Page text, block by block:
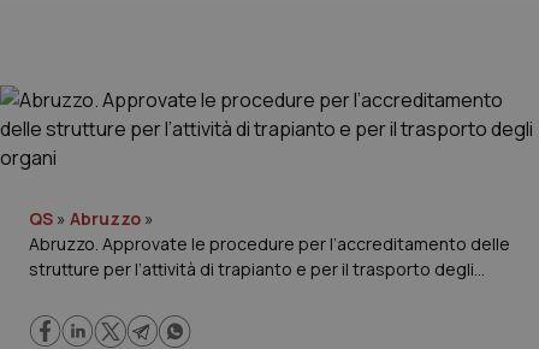
Cronache
Governo e Parlamento
Regioni e Asl
QS » Abruzzo »
Abruzzo. Approvate le procedure per l’accreditamento delle
strutture per l’attività di trapianto e per il trasporto degli